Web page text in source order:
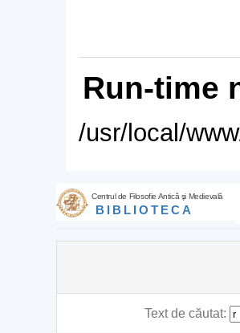
Run-time
/usr/local/
Centrul de Filosofie Antică şi Medievală
BIBLIOTECA
Text de căutat: